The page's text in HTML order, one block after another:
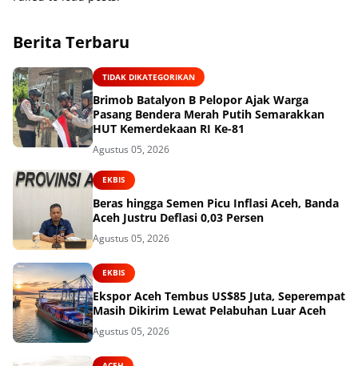
Berita Terbaru
TIDAK DIKATEGORIKAN
Brimob Batalyon B Pelopor Ajak Warga
Pasang Bendera Merah Putih Semarakkan
HUT Kemerdekaan RI Ke-81
Agustus 05, 2026
EKBIS
Beras hingga Semen Picu Inflasi Aceh, Banda
Aceh Justru Deflasi 0,03 Persen
Agustus 05, 2026
EKBIS
Ekspor Aceh Tembus US$85 Juta, Seperempat
Masih Dikirim Lewat Pelabuhan Luar Aceh
Agustus 05, 2026